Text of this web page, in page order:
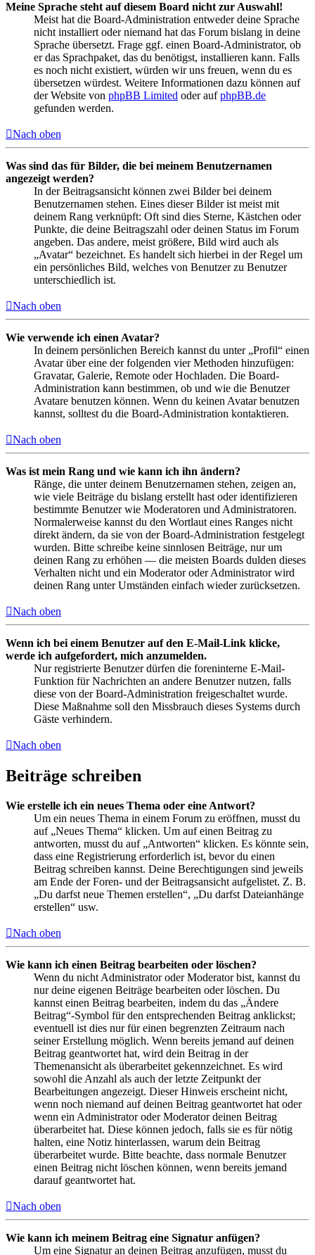
Meine Sprache steht auf diesem Board nicht zur Auswahl!
Meist hat die Board-Administration entweder deine Sprache
nicht installiert oder niemand hat das Forum bislang in deine
Sprache übersetzt. Frage ggf. einen Board-Administrator, ob
er das Sprachpaket, das du benötigst, installieren kann. Falls
es noch nicht existiert, würden wir uns freuen, wenn du es
übersetzen würdest. Weitere Informationen dazu können auf
der Website von phpBB Limited oder aufphpBB.de
gefunden werden.
Nach oben
Was sind das für Bilder, die bei meinem Benutzernamen
angezeigt werden?
In der Beitragsansicht können zwei Bilder bei deinem
Benutzernamen stehen. Eines dieser Bilder ist meist mit
deinem Rang verknüpft: Oft sind dies Sterne, Kästchen oder
Punkte, die deine Beitragszahl oder deinen Status im Forum
angeben. Das andere, meist größere, Bild wird auch als
„Avatar“ bezeichnet. Es handelt sich hierbei in der Regel um
ein persönliches Bild, welches von Benutzer zu Benutzer
unterschiedlich ist.
Nach oben
Wie verwende ich einen Avatar?
In deinem persönlichen Bereich kannst du unter „Profil“ einen
Avatar über eine der folgenden vier Methoden hinzufügen:
Gravatar, Galerie, Remote oder Hochladen. Die Board-
Administration kann bestimmen, ob und wie die Benutzer
Avatare benutzen können. Wenn du keinen Avatar benutzen
kannst, solltest du die Board-Administration kontaktieren.
Nach oben
Was ist mein Rang und wie kann ich ihn ändern?
Ränge, die unter deinem Benutzernamen stehen, zeigen an,
wie viele Beiträge du bislang erstellt hast oder identifizieren
bestimmte Benutzer wie Moderatoren und Administratoren.
Normalerweise kannst du den Wortlaut eines Ranges nicht
direkt ändern, da sie von der Board-Administration festgelegt
wurden. Bitte schreibe keine sinnlosen Beiträge, nur um
deinen Rang zu erhöhen — die meisten Boards dulden dieses
Verhalten nicht und ein Moderator oder Administrator wird
deinen Rang unter Umständen einfach wieder zurücksetzen.
Nach oben
Wenn ich bei einem Benutzer auf den E-Mail-Link klicke,
werde ich aufgefordert, mich anzumelden.
Nur registrierte Benutzer dürfen die foreninterne E-Mail-
Funktion für Nachrichten an andere Benutzer nutzen, falls
diese von der Board-Administration freigeschaltet wurde.
Diese Maßnahme soll den Missbrauch dieses Systems durch
Gäste verhindern.
Nach oben
Beiträge schreiben
Wie erstelle ich ein neues Thema oder eine Antwort?
Um ein neues Thema in einem Forum zu eröffnen, musst du
auf „Neues Thema“ klicken. Um auf einen Beitrag zu
antworten, musst du auf „Antworten“ klicken. Es könnte sein,
dass eine Registrierung erforderlich ist, bevor du einen
Beitrag schreiben kannst. Deine Berechtigungen sind jeweils
am Ende der Foren- und der Beitragsansicht aufgelistet. Z. B.
„Du darfst neue Themen erstellen“, „Du darfst Dateianhänge
erstellen“ usw.
Nach oben
Wie kann ich einen Beitrag bearbeiten oder löschen?
Wenn du nicht Administrator oder Moderator bist, kannst du
nur deine eigenen Beiträge bearbeiten oder löschen. Du
kannst einen Beitrag bearbeiten, indem du das „Ändere
Beitrag“-Symbol für den entsprechenden Beitrag anklickst;
eventuell ist dies nur für einen begrenzten Zeitraum nach
seiner Erstellung möglich. Wenn bereits jemand auf deinen
Beitrag geantwortet hat, wird dein Beitrag in der
Themenansicht als überarbeitet gekennzeichnet. Es wird
sowohl die Anzahl als auch der letzte Zeitpunkt der
Bearbeitungen angezeigt. Dieser Hinweis erscheint nicht,
wenn noch niemand auf deinen Beitrag geantwortet hat oder
wenn ein Administrator oder Moderator deinen Beitrag
überarbeitet hat. Diese können jedoch, falls sie es für nötig
halten, eine Notiz hinterlassen, warum dein Beitrag
überarbeitet wurde. Bitte beachte, dass normale Benutzer
einen Beitrag nicht löschen können, wenn bereits jemand
darauf geantwortet hat.
Nach oben
Wie kann ich meinem Beitrag eine Signatur anfügen?
Um eine Signatur an deinen Beitrag anzufügen, musst du